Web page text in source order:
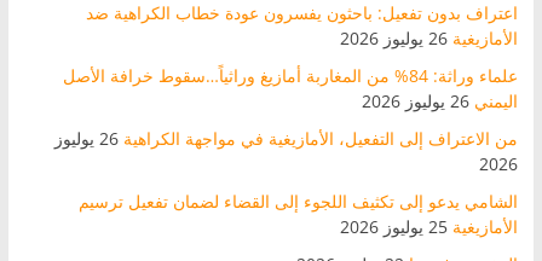
اعتراف بدون تفعيل: باحثون يفسرون عودة خطاب الكراهية ضد
الأمازيغية 26 يوليوز 2026
علماء وراثة: 84% من المغاربة أمازيغ وراثياً…سقوط خرافة الأصل
اليمني 26 يوليوز 2026
من الاعتراف إلى التفعيل، الأمازيغية في مواجهة الكراهية
26 يوليوز
2026
الشامي يدعو إلى تكثيف اللجوء إلى القضاء لضمان تفعيل ترسيم
الأمازيغية 25 يوليوز 2026